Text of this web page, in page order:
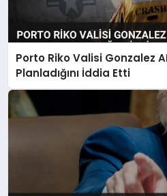
Porto Riko Valisi Gonzalez
Planladığını İddia Etti